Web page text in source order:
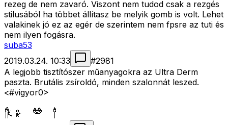
rezeg de nem zavaró. Viszont nem tudod csak a rezgés
stilusából ha többet állítasz be melyik gomb is volt. Lehet
valakinek jó ez az egér de szerintem nem fpsre az tuti és
nem ilyen fogásra.
suba53
2019.03.24. 10:33
#2981
A legjobb tisztítószer műanyagokra az Ultra Derm
paszta. Brutális zsíroldó, minden szalonnát leszed.
<#vigyor0>